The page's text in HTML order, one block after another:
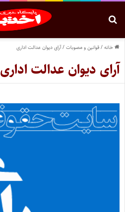
خانه/قوانین و مصوبات/آرای دیوان عدالت اداری
آرای دیوان عدالت اداری